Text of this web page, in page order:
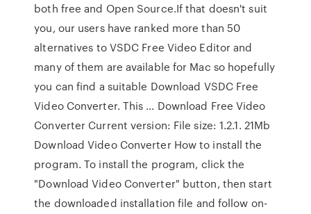
both free and Open Source.If that doesn't suit
you, our users have ranked more than 50
alternatives to VSDC Free Video Editor and
many of them are available for Mac so hopefully
you can find a suitable Download VSDC Free
Video Converter. This … Download Free Video
Converter Current version: File size: 1.2.1. 21Mb
Download Video Converter How to install the
program. To install the program, click the
"Download Video Converter" button, then start
the downloaded installation file and follow on-